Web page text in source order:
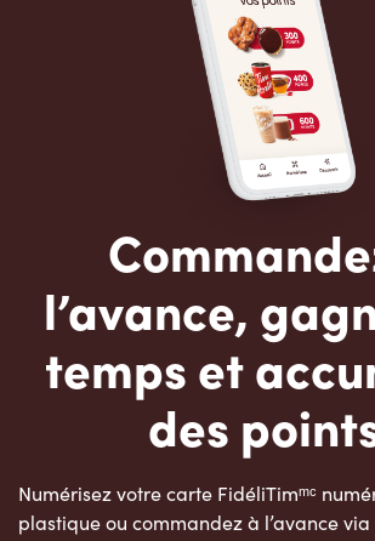
l’avance,
temps et
des
Numérisez votre carte FidéliTimᵐᶜ
plastique ou commandez à l’avance